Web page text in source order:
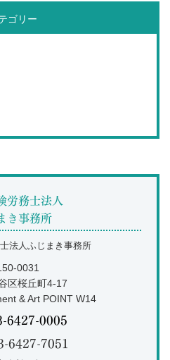
ゴリー
労務士法人
き事務所
0031
区桜丘町4-17
& Art POINT W14
6427-0005
7051